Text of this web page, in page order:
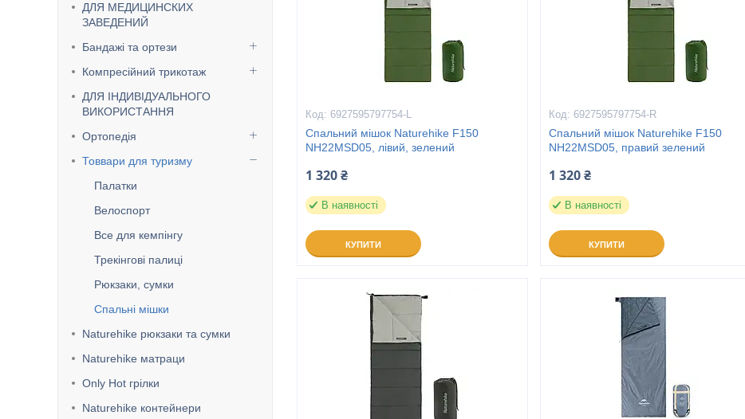
ДЛЯ МЕДИЦИНСКИХ
ЗАВЕДЕНИЙ
Бандажі та ортези
Компресійний трикотаж
ДЛЯ ІНДИВІДУАЛЬНОГО
ВИКОРИСТАННЯ
Ортопедія
Товвари для туризму
Палатки
Велоспорт
Все для кемпінгу
Трекінгові палиці
Рюкзаки, сумки
Спальні мішки
Naturehike рюкзаки та сумки
Naturehike матраци
Only Hot грілки
Naturehike контейнери
6927595797754-L
Спальний мішок Naturehike F150
NH22MSD05, лівий, зелений
1 320 ₴
В наявності
КУПИТИ
6927595797754-R
Спальний мішок Naturehike F150
NH22MSD05, правий зелений
1 320 ₴
В наявності
КУПИТИ